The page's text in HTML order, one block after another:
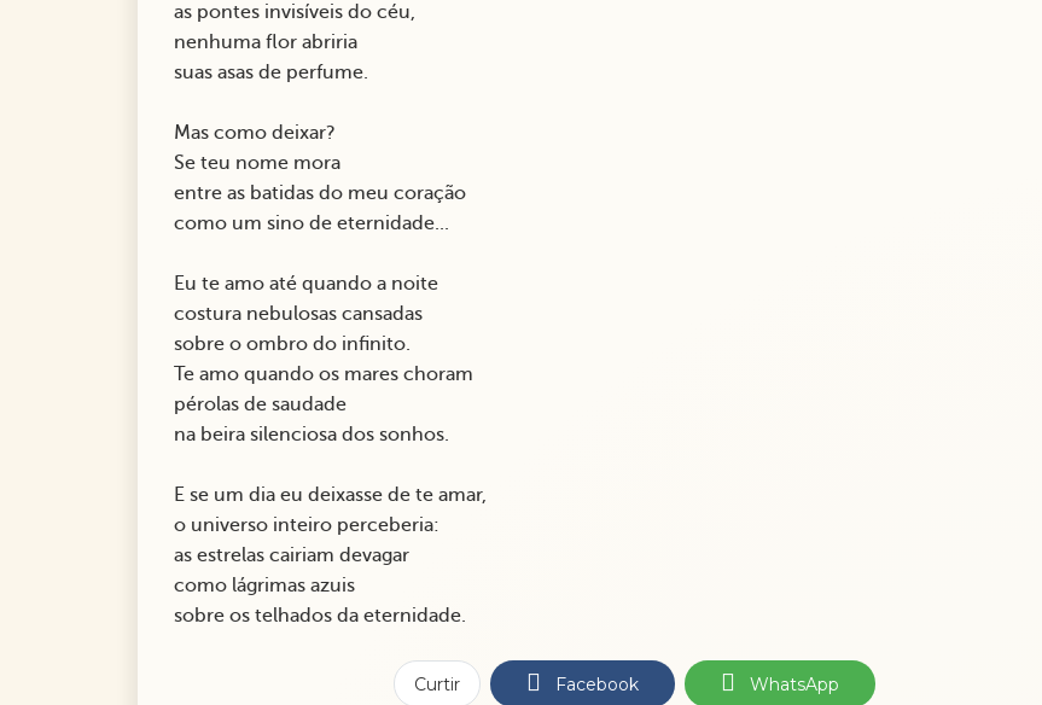
as pontes invisíveis do céu,
nenhuma flor abriria
suas asas de perfume.
Mas como deixar?
Se teu nome mora
entre as batidas do meu coração
como um sino de eternidade...
Eu te amo até quando a noite
costura nebulosas cansadas
sobre o ombro do infinito.
Te amo quando os mares choram
pérolas de saudade
na beira silenciosa dos sonhos.
E se um dia eu deixasse de te amar,
o universo inteiro perceberia:
as estrelas cairiam devagar
como lágrimas azuis
sobre os telhados da eternidade.
Curtir Facebook WhatsApp